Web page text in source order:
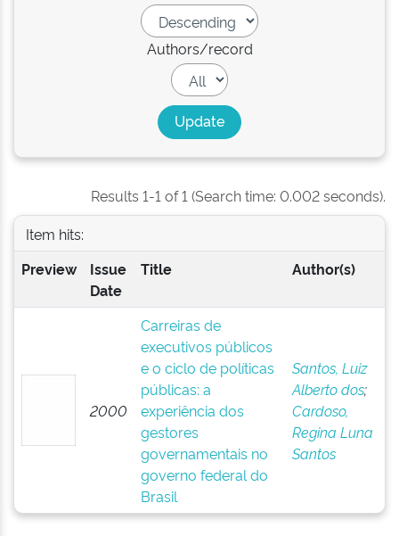
Authors/record
Results 1-1 of 1 (Search time: 0.002 seconds).
Item hits:
Preview
Issue
Date
Title Author(s)
2000
Carreiras de
executivos públicos
e o ciclo de políticas
públicas: a
experiência dos
gestores
governamentais no
governo federal do
Brasil
Santos, Luiz
Alberto dos;
Cardoso,
Regina Luna
Santos